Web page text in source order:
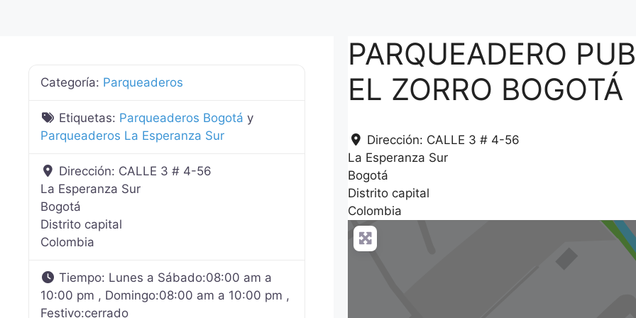
PARQUEADERO
EL ZORRO BOGOTÁ
Dirección: CALLE 3 # 4-56
La Esperanza Sur
Bogotá
Distrito capital
Colombia
Categoría: Parqueaderos
Etiquetas: Parqueaderos Bogotá y
Parqueaderos La Esperanza Sur
Dirección: CALLE 3 # 4-56
La Esperanza Sur
Bogotá
Distrito capital
Colombia
Tiempo: Lunes a Sábado:08:00 am a
10:00 pm , Domingo:08:00 am a 10:00 pm ,
Festivo:cerrado